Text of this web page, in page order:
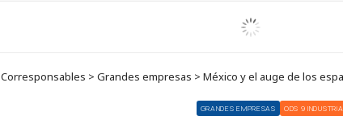
Corresponsables > Grandes empresas > México y el auge de los
GRANDES EMPRESAS ODS 9